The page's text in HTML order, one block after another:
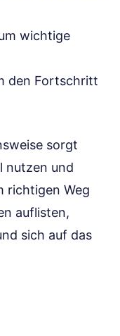
wichtige
den Fortschritt
sorgt
nutzen und
richtigen Weg
auflisten,
sich auf das